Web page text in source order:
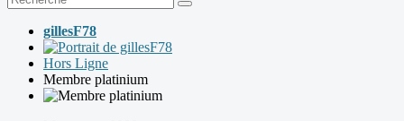
gillesF78
Hors Ligne
Membre platinium